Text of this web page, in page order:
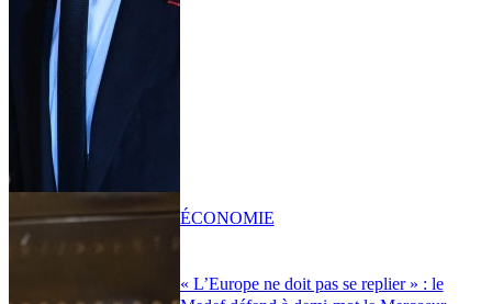
« L’Europe ne doit pas se replier » : le
ÉCONOMIE